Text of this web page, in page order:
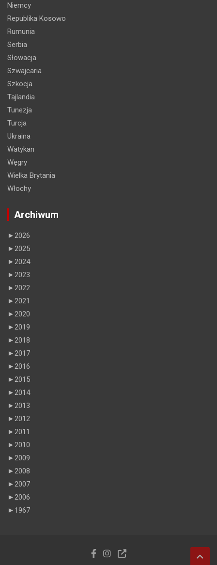
Niemcy
Republika Kosowo
Rumunia
Serbia
Słowacja
Szwajcaria
Szkocja
Tajlandia
Tunezja
Turcja
Ukraina
Watykan
Węgry
Wielka Brytania
Włochy
Archiwum
►2026
►2025
►2024
►2023
►2022
►2021
►2020
►2019
►2018
►2017
►2016
►2015
►2014
►2013
►2012
►2011
►2010
►2009
►2008
►2007
►2006
► 1967